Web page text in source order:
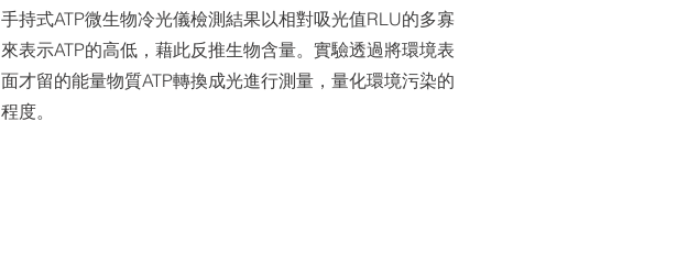
手持式ATP微生物冷光儀檢測結果以相對吸光值RLU的多寡
來表示ATP的高低，藉此反推生物含量。實驗透過將環境表
面才留的能量物質ATP轉換成光進行測量，量化環境污染的
程度。